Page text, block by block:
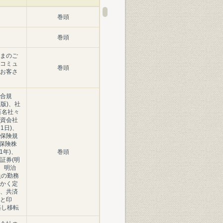
巻頭
巻頭
のご
ミュ
客さ
巻頭
規
)、社
社々
会社
)、
険規
険株
)、
券(明
明治
勤務
く定
共済
印
移転
巻頭